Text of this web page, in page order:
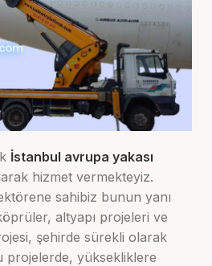
İstanbul avrupa yakası
hizmet vermekteyiz.
sahibiz bunun yanı
altyapı projeleri ve
şehirde sürekli olarak
projelerde, yüksekliklere